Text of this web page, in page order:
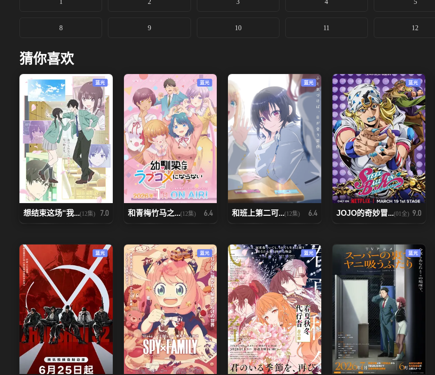
1 2 3 4 5
8 9 10 11 12
猜你喜欢
蓝光
想结束这场“我...(12集) 7.0
蓝光
和青梅竹马之...(12集) 6.4
蓝光
和班上第二可...(12集) 6.4
蓝光
JOJO的奇妙冒...(01全) 9.0
蓝光 蓝光 蓝光 蓝光